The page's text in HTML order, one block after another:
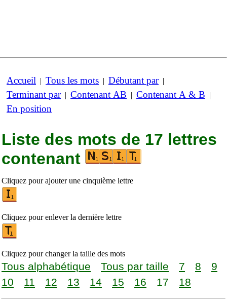
Accueil | Tous les mots | Débutant par|
Terminant par| Contenant AB | Contenant A & B |
En position
Liste des mots de 17 lettres
contenant
Cliquez pour ajouter une cinquième lettre
Cliquez pour enlever la dernière lettre
Cliquez pour changer la taille des mots
Tous alphabétique Tous par taille 7 8
9
10
11 12 13 14 15 16 17 18